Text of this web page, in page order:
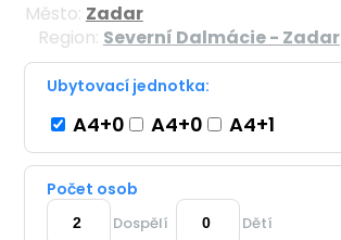
Město: Zadar
Region: Severní Dalmácie - Zadar
Ubytovací jednotka:
A4+0 A4+0 A4+1
Počet osob
Dospělí Dětí